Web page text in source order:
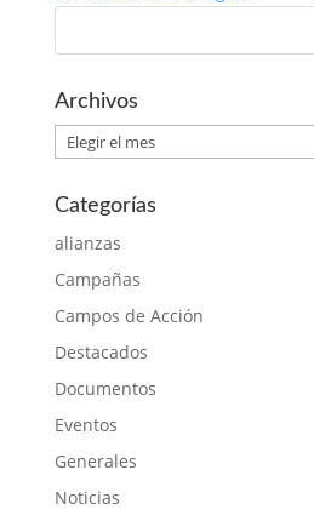
Archivos
Archivos
Categorías
alianzas
Campañas
Campos de Acción
Destacados
Documentos
Eventos
Generales
Noticias